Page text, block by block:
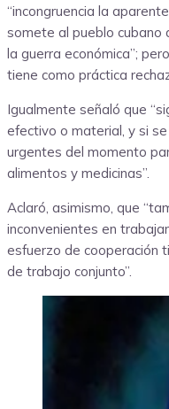
“incongruencia la
somete al pueblo cubano
la guerra económica”;
tiene como práctica
Igualmente señaló que
efectivo o material, y si
urgentes del momento
alimentos y medicinas”.
Aclaró, asimismo, que
inconvenientes en
esfuerzo de cooperación
de trabajo conjunto”.